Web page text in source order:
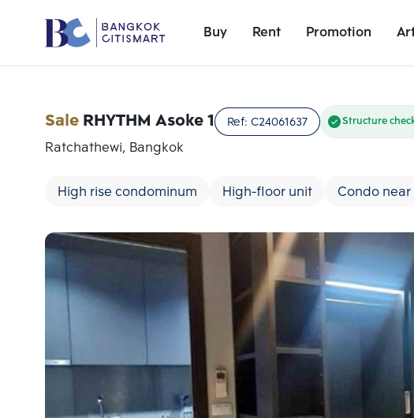
Buy Rent Promotion
SaleRHYTHM Asoke 1 Ref: C24061637 Structure
Ratchathewi, Bangkok
High rise condominum High-floor unit Condo near
Add